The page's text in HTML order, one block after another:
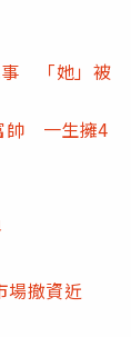
事 「她」被
帥 一生擁4
撤資近